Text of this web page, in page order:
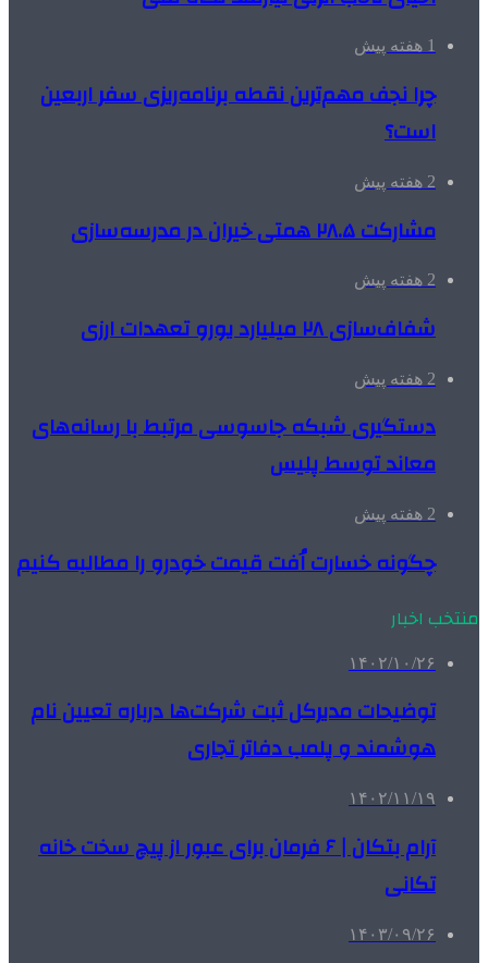
1 هفته پیش
چرا نجف مهم‌ترین نقطه برنامه‌ریزی سفر اربعین
است؟
2 هفته پیش
مشارکت ۲۸.۵ همتی خیران در مدرسه‌سازی
2 هفته پیش
شفاف‌سازی ۲۸ میلیارد یورو تعهدات ارزی
2 هفته پیش
دستگیری شبکه جاسوسی مرتبط با رسانه‌های
معاند توسط پلیس
2 هفته پیش
چگونه خسارت اُفت قیمت خودرو را مطالبه کنیم
منتخب اخبار
۱۴۰۲/۱۰/۲۶
توضیحات مدیرکل ثبت شرکت‌ها درباره تعیین نام
هوشمند و پلمب دفاتر تجاری
۱۴۰۲/۱۱/۱۹
آرام بتکان | ۶ فرمان برای عبور از پیچ سخت خانه
تکانی
۱۴۰۳/۰۹/۲۶